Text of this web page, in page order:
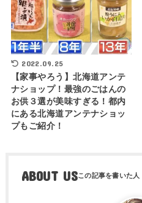
2022.09.25
【家事やろう】北海道アンテ
ナショップ！最強のごはんの
お供３選が美味すぎる！都内
にある北海道アンテナショッ
プもご紹介！
ABOUT US